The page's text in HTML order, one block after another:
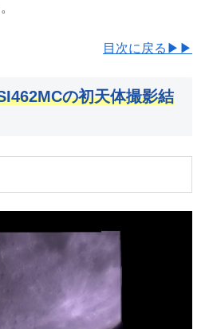
目次に戻る▶▶
の初天体撮影結